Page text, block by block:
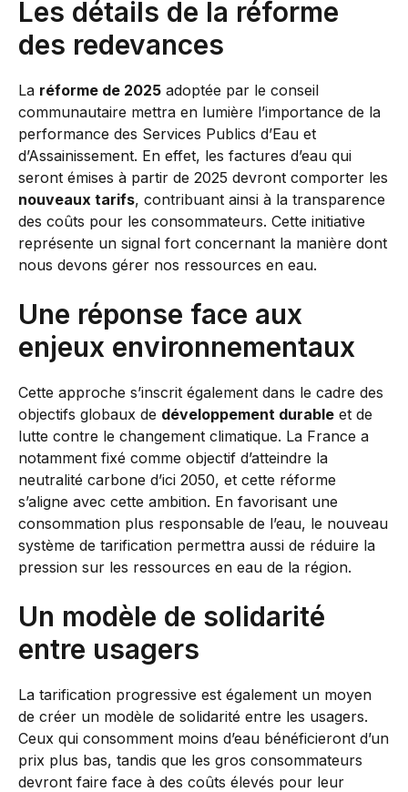
Les détails de la réforme
des redevances
La réforme de 2025 adoptée par le conseil
communautaire mettra en lumière l’importance de la
performance des Services Publics d’Eau et
d’Assainissement. En effet, les factures d’eau qui
seront émises à partir de 2025 devront comporter les
nouveaux tarifs, contribuant ainsi à la transparence
des coûts pour les consommateurs. Cette initiative
représente un signal fort concernant la manière dont
nous devons gérer nos ressources en eau.
Une réponse face aux
enjeux environnementaux
Cette approche s’inscrit également dans le cadre des
objectifs globaux de développement durable et de
lutte contre le changement climatique. La France a
notamment fixé comme objectif d’atteindre la
neutralité carbone d’ici 2050, et cette réforme
s’aligne avec cette ambition. En favorisant une
consommation plus responsable de l’eau, le nouveau
système de tarification permettra aussi de réduire la
pression sur les ressources en eau de la région.
Un modèle de solidarité
entre usagers
La tarification progressive est également un moyen
de créer un modèle de solidarité entre les usagers.
Ceux qui consomment moins d’eau bénéficieront d’un
prix plus bas, tandis que les gros consommateurs
devront faire face à des coûts élevés pour leur